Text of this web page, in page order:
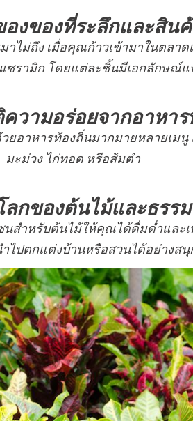
งของที่ระลึกและสินค้
าไม่ถึง เมื่อคุณก้าวเข้ามาในตล
ซรามิก โดยแต่ละชิ้นมีเอกลักษณ์แ
วามอร่อยจากอาหา
ยอาหารท้องถิ่นมากมายหลายเม
มะม่วง ไก่ทอด หรือส้มตำ
ลกของต้นไม้และธรร
สำหรับต้นไม้ให้คุณได้ดื่มด่ำและ
ไปตกแต่งบ้านหรือสวนได้อย่างสนุ